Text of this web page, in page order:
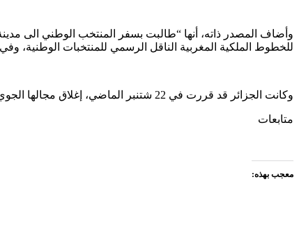
وأضاف المصدر ذاته، أنها “طالبت بسفر المنتخب الوطني الى
للخطوط الملكية المغربية الناقل الرسمي للمنتخبات
وكانت الجزائر قد قررت في 22 شتنبر الماضي، إغلاق مجالها الجوي أمام كل الطائرات المغربية والتي تحمل رقم تسجيل مغربي، بعدما قطعت علاقاتها الدبوماسية مع المغرب من جانب واحد في 24 غشت 2022
متابعات
معجب بهذه: